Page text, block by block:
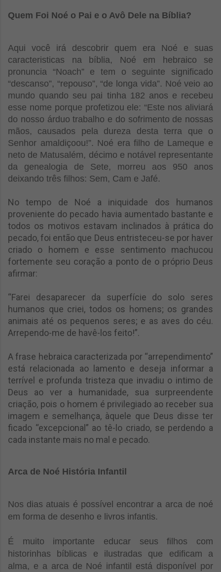
Quem Foi Noé o Pai e o Avô Dele na Bíblia?
Aqui você irá descobrir quem era Noé e suas
caracteristicas na bíblia, Noé em hebraico se
pronuncia “Noach” e tem o seguinte significado
“descanso”, “repouso”, “de longa vida”. Noé veio ao
mundo quando seu pai tinha 182 anos e recebeu
esse nome porque profetizou ele: “Este nos aliviará
do nosso árduo trabalho e do sofrimento de nossas
mãos, causados pela dureza desta terra que o
Senhor amaldiçoou!”. Noé era filho de Lameque e
neto de Matusalém, décimo e notável representante
da genealogia de Sete, morreu aos 950 anos
deixando três filhos: Sem, Cam e Jafé.
No tempo de Noé a iniquidade dos humanos
proveniente do pecado havia aumentado bastante e
todos os motivos estavam inclinados à prática do
pecado, foi então que Deus entristeceu-se por haver
criado o homem e esse sentimento machucou
fortemente seu coração a ponto de o próprio Deus
afirmar:
“Farei desaparecer da superfície do solo seres
humanos que criei, todos os homens; os grandes
animais até os pequenos seres; e as aves do céu.
Arrependo-me de havê-los feito!”.
A frase hebraica caracterizada por “arrependimento”
está relacionada ao lamento e deseja informar a
terrível e profunda tristeza que invadiu o intimo de
Deus ao ver a humanidade, sua surpreendente
criação, pois o homem é privilegiado ao receber sua
imagem e semelhança, àquele que Deus disse ter
ficado “excepcional” ao tê-lo criado, se perdendo a
cada instante mais no mal e pecado.
Arca de Noé História Infantil
Nos dias atuais é possível encontrar a arca de noé
em forma de desenho e livros infantis.
É muito importante educar seus filhos com
historinhas bíblicas e ilustradas que edificam a
alma, e a arca de Noé infantil está disponível por